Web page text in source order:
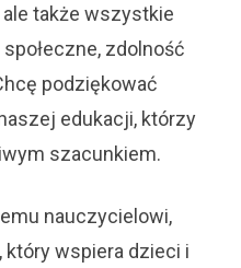
także wszystkie
zdolność
podziękować
edukacji, którzy
szacunkiem.
nauczycielowi,
wspiera dzieci i